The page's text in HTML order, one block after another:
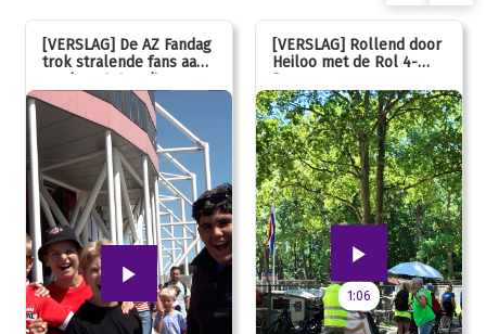
[VERSLAG] De AZ Fandag
trok stralende fans aan,
van jong tot oud!
[VERSLAG] Rollend door
Heiloo met de Rol 4-
Daagse
1:06